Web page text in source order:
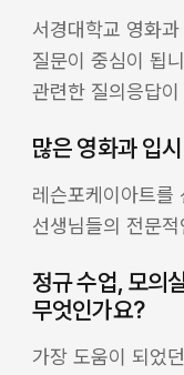
서경대학교 영화
질문이 중심이 됩
관련한 질의응답
많은 영화과 입
레슨포케이아트를
선생님들의 전문
정규 수업, 모의
무엇인가요?
가장 도움이 되었